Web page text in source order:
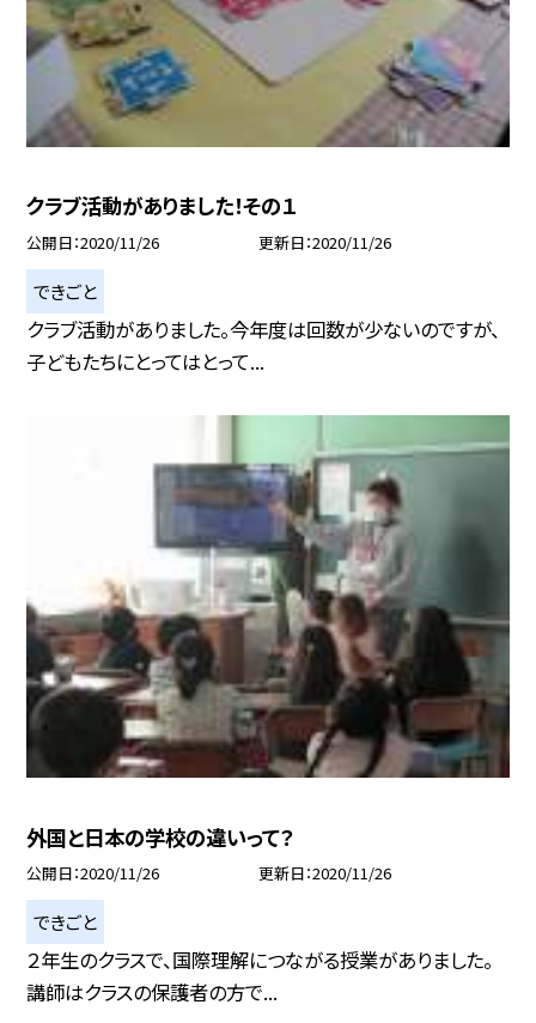
クラブ活動がありました！その１
公開日 2020/11/26 更新日 2020/11/26
できごと
クラブ活動がありました。今年度は回数が少ないのですが、
子どもたちにとってはとって...
外国と日本の学校の違いって？
公開日 2020/11/26 更新日 2020/11/26
できごと
２年生のクラスで、国際理解につながる授業がありました。
講師はクラスの保護者の方で...